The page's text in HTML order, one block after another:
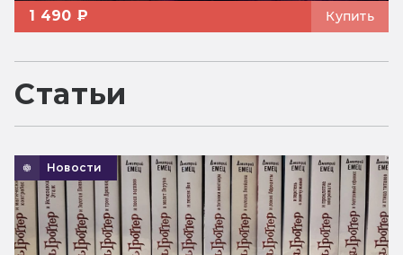
1 490 ₽ Купить
Статьи
Новости